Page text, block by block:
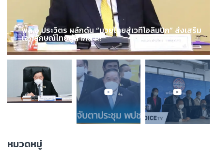
พล.อ.ประวิตร ผลักดัน “มวยไทยสู่เวทีโอลิมปิก” ส่งเสริม
เอกลักษณ์ไทยสู่สากล !!!
หมวดหมู่